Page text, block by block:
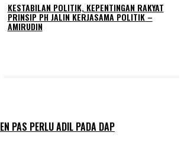
KESTABILAN POLITIK, KEPENTINGAN RAKYAT
PRINSIP PH JALIN KERJASAMA POLITIK –
AMIRUDIN
PAS PERLU ADIL PADA DAP